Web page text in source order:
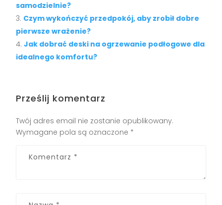
samodzielnie?
Czym wykończyć przedpokój, aby zrobił dobre
pierwsze wrażenie?
Jak dobrać deski na ogrzewanie podłogowe dla
idealnego komfortu?
Prześlij komentarz
Twój adres email nie zostanie opublikowany.
Wymagane pola są oznaczone *